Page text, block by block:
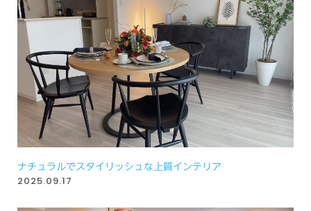
ナチュラルでスタイリッシュな上質インテリア
2025.09.17